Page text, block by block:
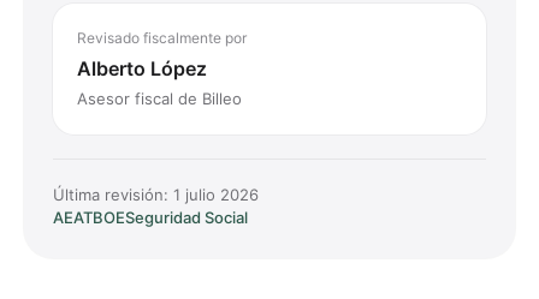
Revisado fiscalmente por
Alberto López
Asesor fiscal de Billeo
Última revisión: 1 julio 2026
AEATBOESeguridad Social